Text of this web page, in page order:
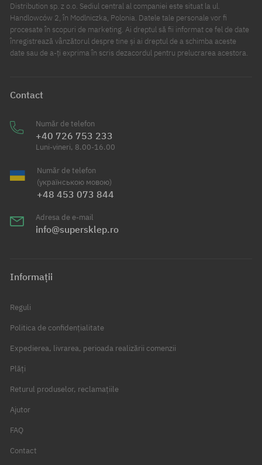
Distribution sp. z o.o. Sediul central al companiei este situat la ul.
Handlowców 2, în Modlniczka, Polonia. Datele tale personale vor fi
procesate în scopuri de marketing. Ai dreptul să fii informat ce fel de date
înregistrează vânzătorul despre tine și ai dreptul de a schimba aceste
date sau de a-ți exprima în scris dezacordul pentru prelucrarea acestora.
Contact
Număr de telefon
+40 726 753 233
Luni-vineri, 8.00-16.00
Număr de telefon
(українською мовою)
+48 453 073 844
Adresa de e-mail
info@supersklep.ro
Informații
Reguli
Politica de confidențialitate
Expedierea, livrarea, perioada realizării comenzii
Plăți
Returul produselor, reclamațiile
Ajutor
FAQ
Contact